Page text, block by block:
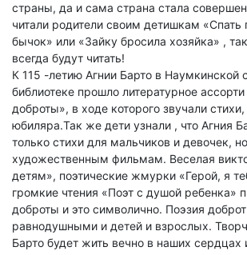
страны, да и сама страна стала
читали родители своим детишкам «Спать
бычок» или «Зайку бросила хозяйка» ,
всегда будут читать!
К 115 -летию Агнии Барто в Наумкинской
библиотеке прошло литературное
доброты», в ходе которого звучали
юбиляра.Так же дети узнали , что Агния
только стихи для мальчиков и девочек,
художественным фильмам. Веселая
детям», поэтические жмурки «Герой, я
громкие чтения «Поэт с душой ребенка»
доброты и это символично. Поэзия
равнодушными и детей и взрослых.
Барто будет жить вечно в наших сердцах